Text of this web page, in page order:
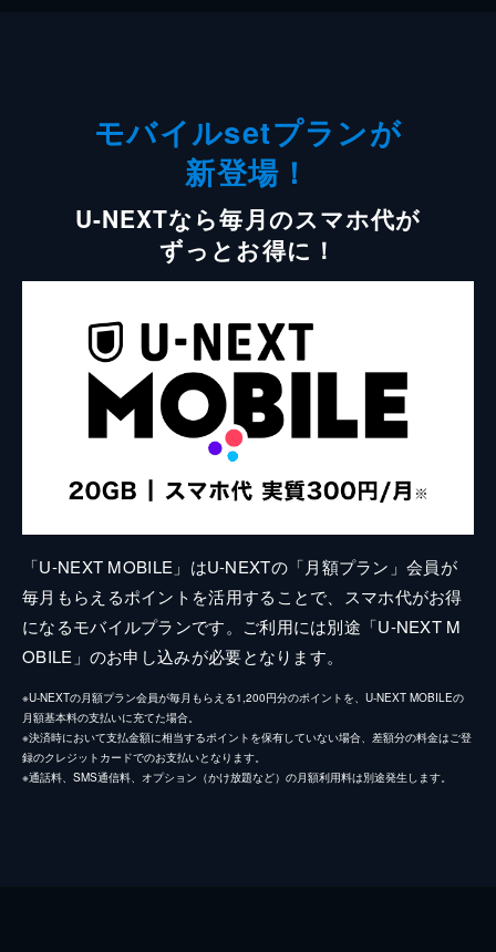
モバイルsetプランが
新登場！
U-NEXTなら毎月のスマホ代が
ずっとお得に！
「U-NEXT MOBILE」はU-NEXTの「月額プラン」会員が
毎月もらえるポイントを活用することで、スマホ代がお得
になるモバイルプランです。ご利用には別途「U-NEXT M
OBILE」のお申し込みが必要となります。
※U-NEXTの月額プラン会員が毎月もらえる1,200円分のポイントを、U-NEXT MOBILEの
月額基本料の支払いに充てた場合。
※決済時において支払金額に相当するポイントを保有していない場合、差額分の料金はご登
録のクレジットカードでのお支払いとなります。
※通話料、SMS通信料、オプション（かけ放題など）の月額利用料は別途発生します。